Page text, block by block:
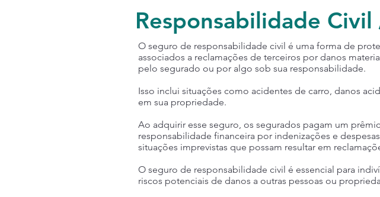
Responsabilidade
O seguro de responsabilidade civil é uma forma de
associados a reclamações de terceiros por danos
pelo segurado ou por algo sob sua responsabilidade.
Isso inclui situações como acidentes de carro, danos
em sua propriedade.
Ao adquirir esse seguro, os segurados pagam um
responsabilidade financeira por indenizações e
situações imprevistas que possam resultar em
O seguro de responsabilidade civil é essencial para
riscos potenciais de danos a outras pessoas ou